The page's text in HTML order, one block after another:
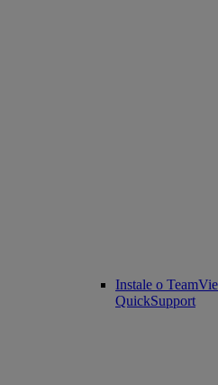
Instale o
QuickSupport